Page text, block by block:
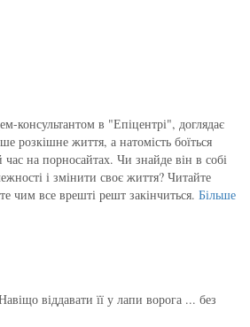
консультантом в "Епіцентрі", доглядає
розкішне життя, а натомість боїться
час на порносайтах. Чи знайде він в собі
і змінити своє життя? Читайте
чим все врешті решт закінчиться. Більше
віддавати її у лапи ворога ... без